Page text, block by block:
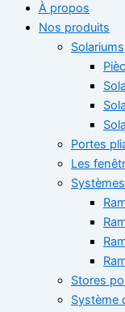
À propos
Nos produits
Solariums
Portes
Les
Stores
Système